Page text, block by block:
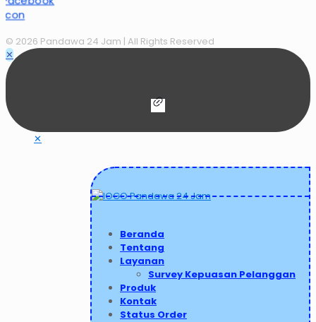
© 2026 Pandawa 24 Jam | All Rights Reserved
✕
✕
Beranda
Tentang
Layanan
Survey Kepuasan Pelanggan
Produk
Kontak
Status Order